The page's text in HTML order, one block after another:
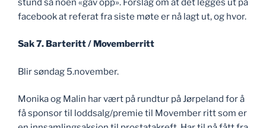
facebook at referat fra siste møte er nå lagt ut, og hvor.
Sak 7. Barteritt / Movemberritt
Blir søndag 5.november.
Monika og Malin har vært på rundtur på Jørpeland for å
få sponsor til loddsalg/premie til Movember ritt som er